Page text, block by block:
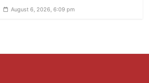
August 6, 2026, 6:09 pm